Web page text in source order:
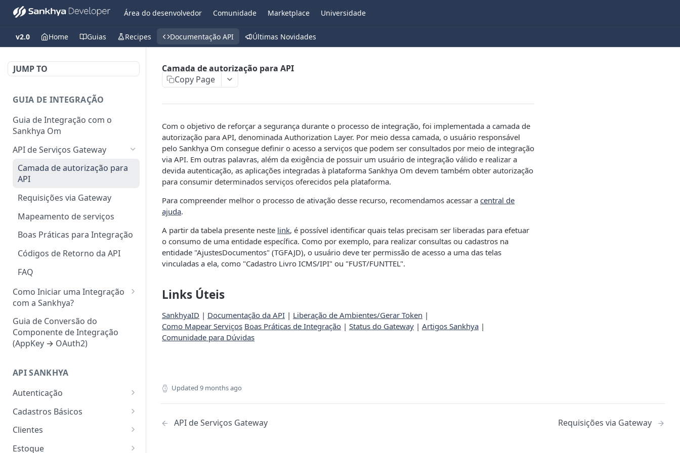
Área do desenvolvedor Comunidade Marketplace Universidade
v2.0 Home Guias Recipes Documentação API Últimas Novidades
JUMP TO
GUIA DE INTEGRAÇÃO
Guia de Integração com o
Sankhya Om
API de Serviços Gateway
Camada de autorização para
API
Requisições via Gateway
Mapeamento de serviços
Boas Práticas para Integração
Códigos de Retorno da API
FAQ
Como Iniciar uma Integração
com a Sankhya?
Concedendo Acesso a Área do
Desenvolvedor para
Colaboradores
no SankhyaOm
Guia de Conversão do
Componente de Integração
(AppKey → OAuth2)
API SANKHYA
Autenticação
Autenticação com
legado/descontinuado)
Autenticação com OAuth POST
Cadastros Básicos
Lista de Naturezas
Lista de Centros de
Clientes
Retornar lista de clientes
Estoque
Camada de autorização para API
Copy Page
Com o objetivo de reforçar a segurança durante o processo de integração, foi implementada a camada de
autorização para API, denominada Authorization Layer. Por meio dessa camada, o usuário responsável
pelo Sankhya Om consegue definir o acesso a serviços que podem ser consultados por meio de integração
via API. Em outras palavras, além da exigência de possuir um usuário de integração válido e realizar a
devida autenticação, as aplicações integradas à plataforma Sankhya Om devem também obter autorização
para consumir determinados serviços oferecidos pela plataforma.
Para compreender melhor o processo de ativação desse recurso, recomendamos acessar a central de
ajuda.
A partir da tabela presente neste link, é possível identificar quais telas precisam ser liberadas para efetuar
o consumo de uma entidade específica. Como por exemplo, para realizar consultas ou cadastros na
entidade "AjustesDocumentos" (TGFAJD), o usuário deve ter permissão de acesso a uma das telas
vinculadas a ela, como "Cadastro Livro ICMS/IPI" ou "FUST/FUNTTEL".
Links Úteis
SankhyaID | Documentação da API | Liberação de Ambientes/Gerar Token |
Como Mapear Serviços Boas Práticas de Integração | Status do Gateway | Artigos Sankhya |
Comunidade para Dúvidas
Updated 9 months ago
API de Serviços Gateway Requisições via Gateway